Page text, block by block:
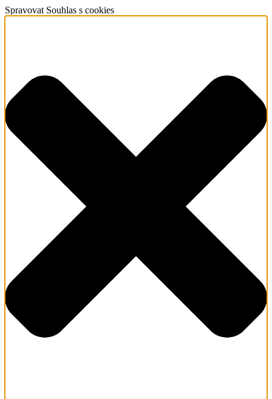
Spravovat Souhlas s cookies